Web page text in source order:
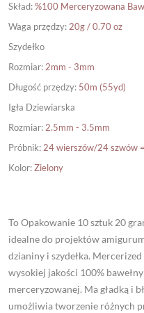
Skład:%100 Merceryzowana
Waga przędzy: 20g / 0.70 oz
Szydełko
Rozmiar: 2mm - 3mm
Długość przędzy: 50m (55yd)
Igła Dziewiarska
Rozmiar: 2.5mm - 3.5mm
Próbnik: 24 wierszów/24 szwów
Kolor:Zielony
To Opakowanie 10 sztuk 20
idealne do projektów
dzianiny i szydełka.
wysokiej jakości 100%
merceryzowanej. Ma gładką i
umożliwia tworzenie różnych